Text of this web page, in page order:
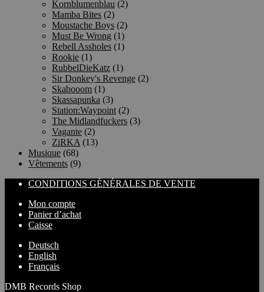
Kornblumenblau (2)
Mamba Bites (2)
Moustache Boys (2)
Must Be Wrong (1)
Rebell Assholes (1)
Rookie (1)
RubbelDieKatz (1)
Sir Donkey's Revenge (2)
Skabooom (1)
Skassapunka (3)
Station:Waypoint (2)
The Midlandfuckers (3)
Vagante (2)
ZiRKA (13)
Musique (68)
Vêtements (9)
CONDITIONS GÉNÉRALES DE VENTE
Mon compte
Panier d’achat
Caisse
Deutsch
English
Français
DMB Records Shop